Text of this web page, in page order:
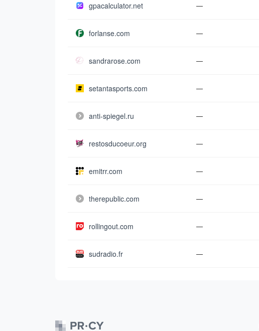
gpacalculator.net —
forlanse.com —
sandrarose.com —
setantasports.com —
anti-spiegel.ru —
restosducoeur.org —
emitrr.com —
therepublic.com —
rollingout.com —
sudradio.fr —